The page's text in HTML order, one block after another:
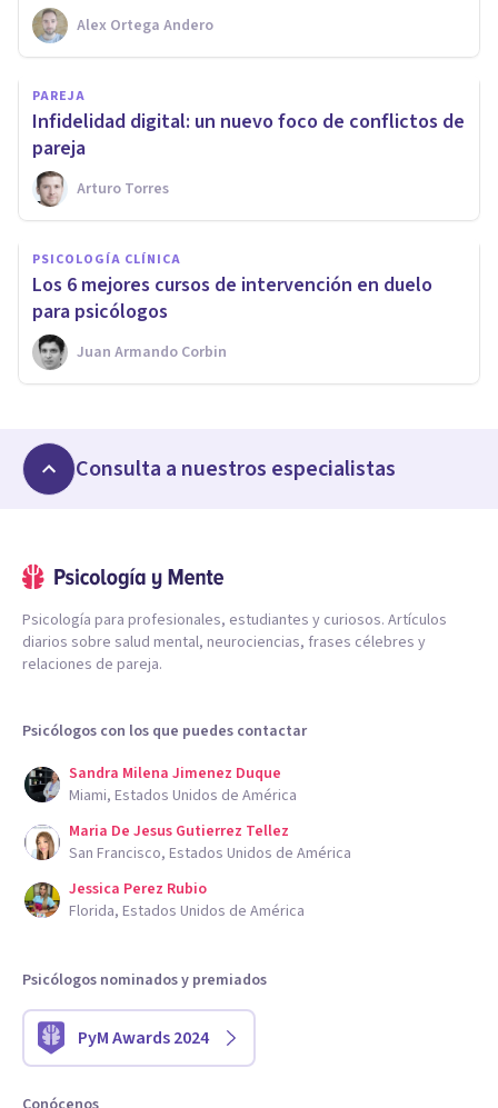
Alex Ortega Andero
PAREJA
Infidelidad digital: un nuevo foco de conflictos de
pareja
Arturo Torres
PSICOLOGÍA CLÍNICA
​Los 6 mejores cursos de intervención en duelo
para psicólogos
Juan Armando Corbin
Consulta a nuestros especialistas
Psicología para profesionales, estudiantes y curiosos. Artículos
diarios sobre salud mental, neurociencias, frases célebres y
relaciones de pareja.
Psicólogos con los que puedes contactar
Sandra Milena Jimenez Duque
Miami, Estados Unidos de América
Maria De Jesus Gutierrez Tellez
San Francisco, Estados Unidos de América
Jessica Perez Rubio
Florida, Estados Unidos de América
Psicólogos nominados y premiados
PyM Awards 2024